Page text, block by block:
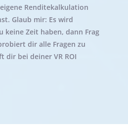
Renditekalkulation
Glaub mir: Es wird
keine Zeit haben, dann Frag
dir alle Fragen zu
bei deiner VR ROI